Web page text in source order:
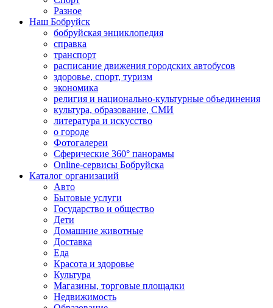
Разное
Наш Бобруйск
бобруйская энциклопедия
справка
транспорт
расписание движения городских автобусов
здоровье, спорт, туризм
экономика
религия и национально-культурные объединения
культура, образование, СМИ
литература и искусство
о городе
Фотогалереи
Сферические 360° панорамы
Online-сервисы Бобруйска
Каталог организаций
Авто
Бытовые услуги
Государство и общество
Дети
Домашние животные
Доставка
Еда
Красота и здоровье
Культура
Магазины, торговые площадки
Недвижимость